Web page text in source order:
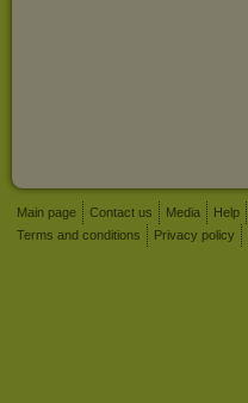
Main page Contact us Media Help
Terms and conditions
Privacy policy